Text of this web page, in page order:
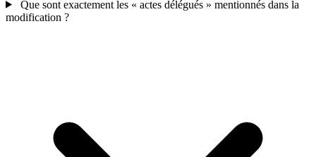
Que sont exactement les « actes délégués » mentionnés dans la
modification ?